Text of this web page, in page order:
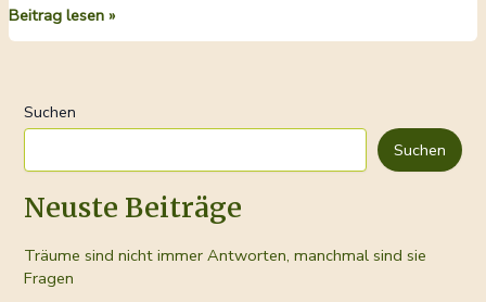
Im
Dämmerzustand
Erwachens
Wahrhaftigkeit
Beitrag lesen »
Suchen
Suchen
Neuste Beiträge
Träume sind nicht immer Antworten, manchmal sind sie
Fragen